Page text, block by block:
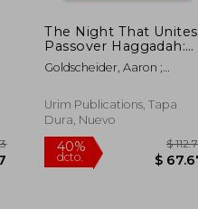
The Night That Unites
Passover Haggadah:
Teachings, Stories, and
Questions from Rabbi
Soloveitchik, and
Rabbi Carlebach (en
Goldscheider, Aaron ;
Urim Publications, Tapa
Dura, Nuevo